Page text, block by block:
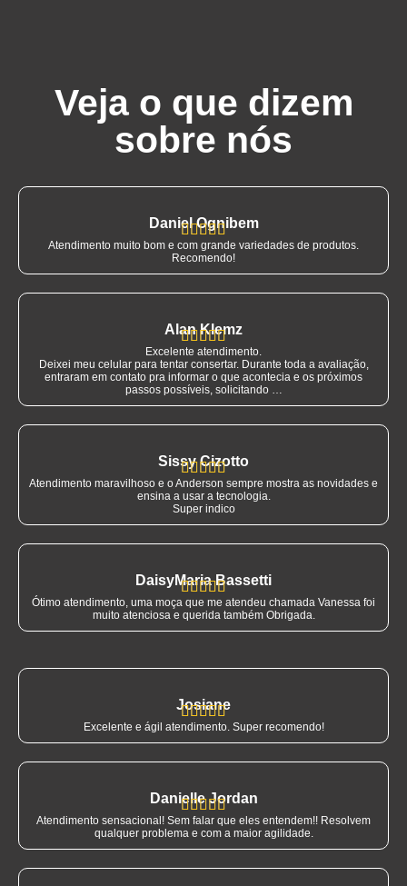
Veja o que dizem
sobre nós
Daniel Ognibem

Atendimento muito bom e com grande variedades de produtos.
Recomendo!
Alan Klemz
 
Excelente atendimento.
Deixei meu celular para tentar consertar. Durante toda a avaliação,
entraram em contato pra informar o que acontecia e os próximos
passos possíveis, solicitando …
Sissy Cizotto
 
Atendimento maravilhoso e o Anderson sempre mostra as novidades e
ensina a usar a tecnologia.
Super indico
DaisyMaria Bassetti

Ótimo atendimento, uma moça que me atendeu chamada Vanessa foi
muito atenciosa e querida também Obrigada.
Josiane

Excelente e ágil atendimento. Super recomendo!
Danielle Jordan

Atendimento sensacional! Sem falar que eles entendem!! Resolvem
qualquer problema e com a maior agilidade.